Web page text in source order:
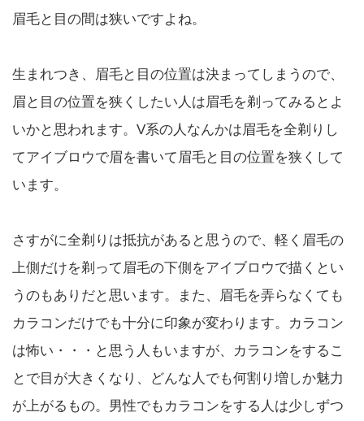
眉毛と目の間は狭いですよね。
生まれつき、眉毛と目の位置は決まってしまうので、
眉と目の位置を狭くしたい人は眉毛を剃ってみるとよ
いかと思われます。V系の人なんかは眉毛を全剃りし
てアイブロウで眉を書いて眉毛と目の位置を狭くして
います。
さすがに全剃りは抵抗があると思うので、軽く眉毛の
上側だけを剃って眉毛の下側をアイブロウで描くとい
うのもありだと思います。また、眉毛を弄らなくても
カラコンだけでも十分に印象が変わります。カラコン
は怖い・・・と思う人もいますが、カラコンをするこ
とで目が大きくなり、どんな人でも何割り増しか魅力
が上がるもの。男性でもカラコンをする人は少しずつ